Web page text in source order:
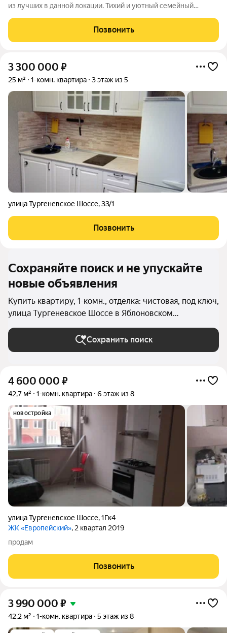
из лучших в данной локации. Тихий и уютный семейный
жителями! Цена снижена. Продажа срочная! Звоните и
задавайте вопросы!
Позвонить
3 300 000 ₽
25 м² 1-комн. квартира 3 этаж из 5
улица Тургеневское Шоссе,33/1
Позвонить
Сохраняйте поиск и не упускайте
новые объявления
Купить квартиру, 1-комн., отделка: чистовая, под ключ,
улица Тургеневское Шоссе в Яблоновском
(Яблоновское Городское поселение)
Сохранить поиск
4 600 000 ₽
42,7 м² 1-комн. квартира 6 этаж из 8
новостройка
улица Тургеневское Шоссе,1Гк4
ЖК «Европейский», 2 квартал 2019
продам
Позвонить
3 990 000 ₽
42,2 м² 1-комн. квартира 5 этаж из 8